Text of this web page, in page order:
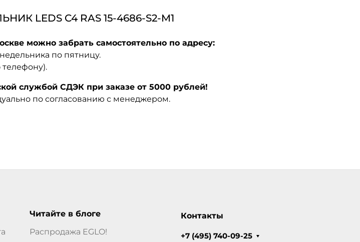
C4 RAS 15-4686-S2-M1
можно забрать самостоятельно по адресу:
по пятницу.
телефону).
службой СДЭК при заказе от 5000 рублей!
по согласованию с менеджером.
Читайте в блоге
Распродажа EGLO!
Контакты
+7 (495) 740-09-25